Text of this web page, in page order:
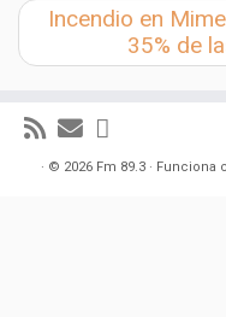
Incendio en
35% de
· © 2026 Fm 89.3 · Funciona